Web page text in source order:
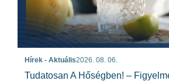
Hírek - Aktuális2026. 08. 06.
Tudatosan A Hőségben! –